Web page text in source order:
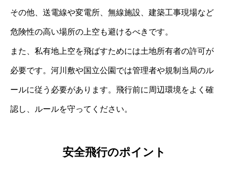
その他、送電線や変電所、無線施設、建築工事現場など
危険性の高い場所の上空も避けるべきです。
また、私有地上空を飛ばすためには土地所有者の許可が
必要です。河川敷や国立公園では管理者や規制当局のル
ールに従う必要があります。飛行前に周辺環境をよく確
認し、ルールを守ってください。
安全飛行のポイント